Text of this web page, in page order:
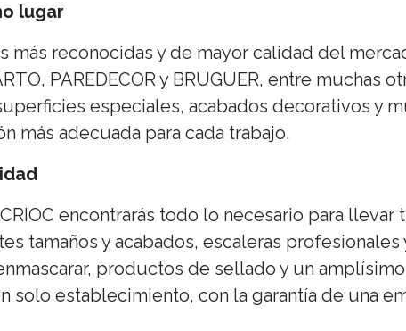
lugar
más reconocidas y de mayor calidad del
PAREDECOR y BRUGUER, entre muchas
especiales, acabados decorativos y
más adecuada para cada trabajo.
encontrarás todo lo necesario para
tamaños y acabados, escaleras profesionales
productos de sellado y un
solo establecimiento, con la garantía de una